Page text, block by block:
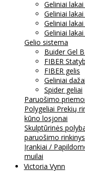
Geliniai lakai
Geliniai
Geliniai lakai
Geliniai lakai
Gelio sistema
Buider Gel
FIBER
FIBER gelis
Geliniai dažai
Spider geliai
Paruošimo
Polygeliai Prekių
kūno losjonai
Skulptūrinės
paruošimo rinkinys
Įrankiai /
muilai
Victoria Vynn